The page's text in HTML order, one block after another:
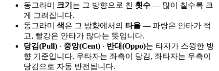
동그라미 크기 는 그 방향으로 친 횟수 — 많이 칠수록 크
게 그려집니다.
동그라미 색은 그 방향에서의 타율 — 파랑은 안타가 적
고, 빨강은 안타가 많다는 뜻입니다.
당김(Pull) · 중앙(Cent) · 반대(Oppo)는 타자가 스윙한 방
향 기준입니다. 우타자는 좌측이 당김, 좌타자는 우측이
당김으로 자동 반전됩니다.